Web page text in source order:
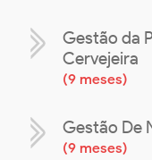
Gestão da
Cervejeira
(9 meses)
Gestão De
(9 meses)